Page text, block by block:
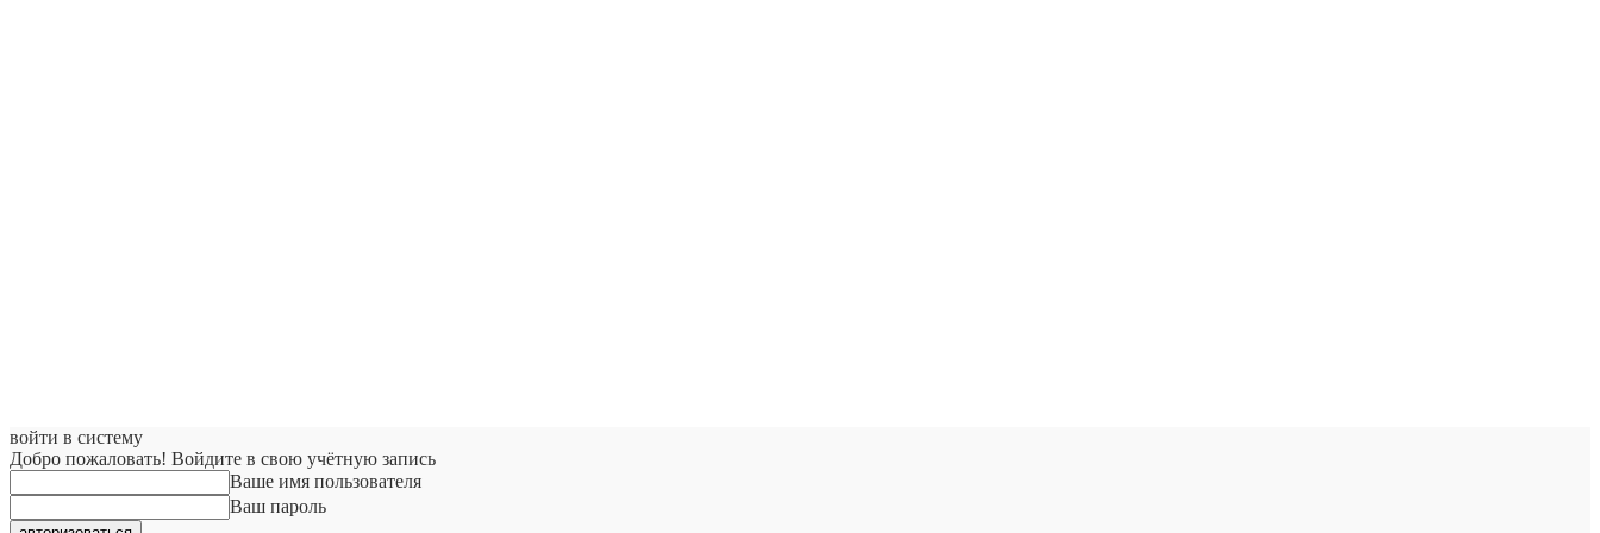
войти в систему
Добро пожаловать! Войдите в свою учётную запись
Ваше имя пользователя
Ваш пароль